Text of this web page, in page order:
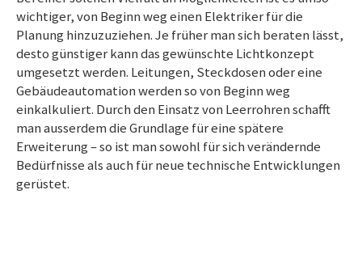
wichtiger, von Beginn weg einen Elektriker für die
Planung hinzuzuziehen. Je früher man sich beraten lässt,
desto günstiger kann das gewünschte Lichtkonzept
umgesetzt werden. Leitungen, Steckdosen oder eine
Gebäudeautomation werden so von Beginn weg
einkalkuliert. Durch den Einsatz von Leerrohren schafft
man ausserdem die Grundlage für eine spätere
Erweiterung – so ist man sowohl für sich verändernde
Bedürfnisse als auch für neue technische Entwicklungen
gerüstet.